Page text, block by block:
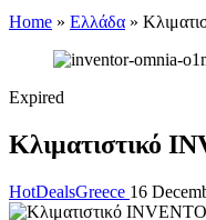
Home » Ελλάδα »
Expired
Κλιματιστικό
HotDealsGreece 16